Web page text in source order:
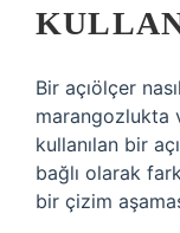
Bir açıölçer
marangozlukta
kullanılan bir
bağlı olarak
bir çizim